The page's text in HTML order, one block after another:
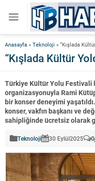
Anasayfa » Teknoloji » “Kışlada
“Kışlada Kültür
Türkiye Kültür Yolu Festivali
organizasyonuyla Rami
bir konser deneyimi
konser, vakfın başkanı ve
sahipliğinde ücretsiz olarak
Teknoloji 30 Eylül2025 0